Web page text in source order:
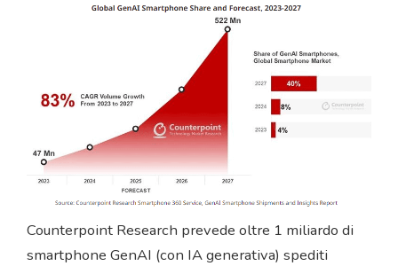
Counterpoint Research prevede oltre 1 miliardo di
smartphone GenAI (con IA generativa) spediti